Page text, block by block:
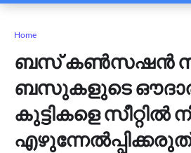
Home
ബസ് കൺസഷൻ
ബസുകളുടെ
കുട്ടികളെ സീറ്റിൽ